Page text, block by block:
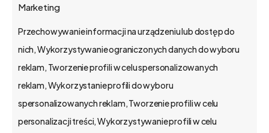
Marketing
Przechowywanie informacji na urządzeniu lub dostęp do
nich, Wykorzystywanie ograniczonych danych do wyboru
reklam, Tworzenie profili w celu spersonalizowanych
reklam, Wykorzystanie profili do wyboru
spersonalizowanych reklam, Tworzenie profili w celu
personalizacji treści, Wykorzystywanie profili w celu